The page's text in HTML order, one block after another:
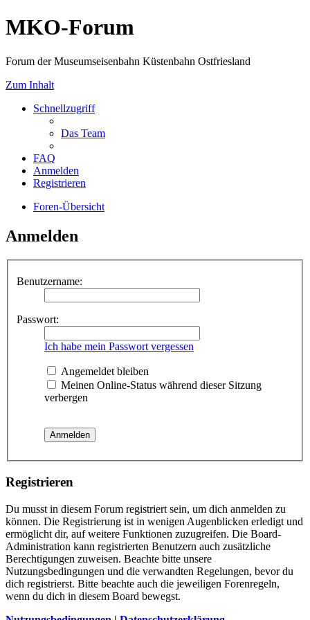
MKO-Forum
Forum der Museumseisenbahn Küstenbahn Ostfriesland
Zum Inhalt
Schnellzugriff
Das Team
FAQ
Anmelden
Registrieren
Foren-Übersicht
Anmelden
Benutzername:
Passwort:
Ich habe mein Passwort vergessen
Angemeldet bleiben
Meinen Online-Status während dieser Sitzung
verbergen
Registrieren
Du musst in diesem Forum registriert sein, um dich anmelden zu
können. Die Registrierung ist in wenigen Augenblicken erledigt und
ermöglicht dir, auf weitere Funktionen zuzugreifen. Die Board-
Administration kann registrierten Benutzern auch zusätzliche
Berechtigungen zuweisen. Beachte bitte unsere
Nutzungsbedingungen und die verwandten Regelungen, bevor du
dich registrierst. Bitte beachte auch die jeweiligen Forenregeln,
wenn du dich in diesem Board bewegst.